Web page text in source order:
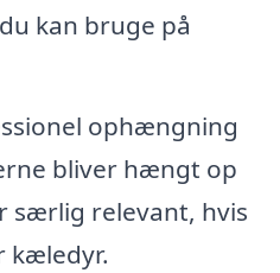
kan bruge på
ophængning
bliver hængt op
særlig relevant, hvis
kæledyr.